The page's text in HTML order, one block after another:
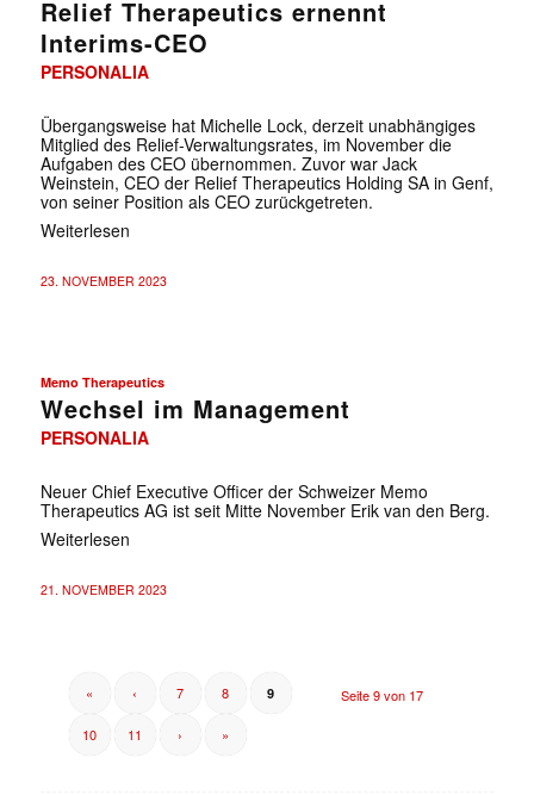
✕
Relief Therapeutics ernennt
Interims-CEO
PERSONALIA
Übergangsweise hat Michelle Lock, derzeit unabhängiges
Mitglied des Relief-Verwaltungsrates, im November die
Aufgaben des CEO übernommen. Zuvor war Jack
Weinstein, CEO der Relief Therapeutics Holding SA in Genf,
von seiner Position als CEO zurückgetreten.
Weiterlesen
23. NOVEMBER 2023
Memo Therapeutics
Wechsel im Management
PERSONALIA
Neuer Chief Executive Officer der Schweizer Memo
Therapeutics AG ist seit Mitte November Erik van den Berg.
Weiterlesen
21. NOVEMBER 2023
Seite 9 von 17
« ‹ 7 8 9
10 11 › »